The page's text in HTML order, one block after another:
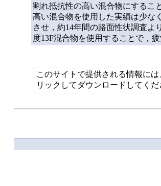
割れ抵抗性の高い混合物にするこ
高い混合物を使用した実績は少な
させ，約14年間の路面性状調査
度13F混合物を使用することで，
このサイトで提供される情報には
リックしてダウンロードしてくだ